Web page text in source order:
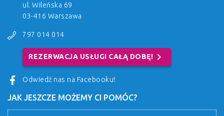
ul. Wileńska 69
03-416 Warszawa
797 014 014
REZERWACJA USŁUGI CAŁĄ DOBĘ! chevron_right
Odwiedź nas na Facebooku!
JAK JESZCZE MOŻEMY CI POMÓC?